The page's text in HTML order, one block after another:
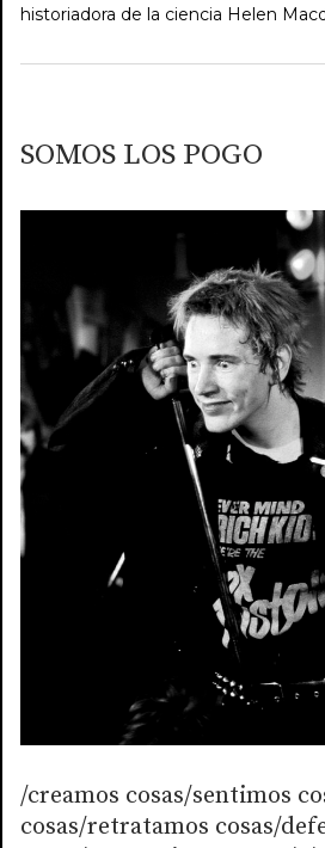
historiadora de la ciencia Helen
SOMOS LOS POGO
/creamos cosas/sentimos
cosas/retratamos cosas/